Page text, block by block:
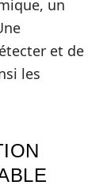
un
et de
les